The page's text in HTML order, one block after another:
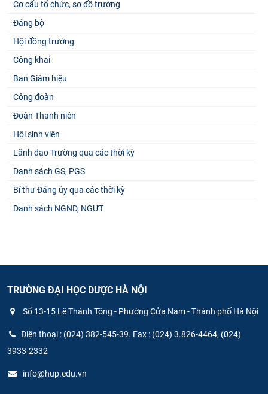
Cơ cấu tổ chức, sơ đồ trường
Đảng bộ
Hội đồng trường
Công khai
Ban Giám hiệu
Công đoàn
Đoàn Thanh niên
Hội sinh viên
Lãnh đạo Trường qua các thời kỳ
Danh sách GS, PGS
Bí thư Đảng ủy qua các thời kỳ
Danh sách NGND, NGƯT
TRƯỜNG ĐẠI HỌC DƯỢC HÀ NỘI
Số 13-15 Lê Thánh Tông - Phường Cửa Nam - Thành phố Hà Nội
Điện thoại : (024) 382-545-39. Fax : (024) 3.826-4464, (024)
3933-2332
info@hup.edu.vn